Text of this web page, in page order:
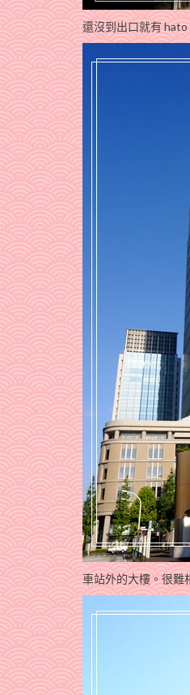
還沒到出口就有
車站外的大樓。很難